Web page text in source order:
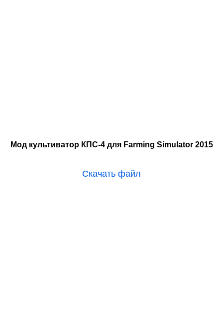
Мод культиватор КПС-4 для Farming Simulator 2015
Скачать файл